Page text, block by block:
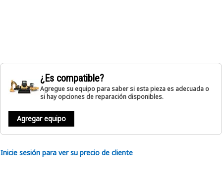
¿Es compatible?
Agregue su equipo para saber si esta pieza es adecuada o
si hay opciones de reparación disponibles.
Agregar equipo
Inicie sesión para ver su precio de cliente